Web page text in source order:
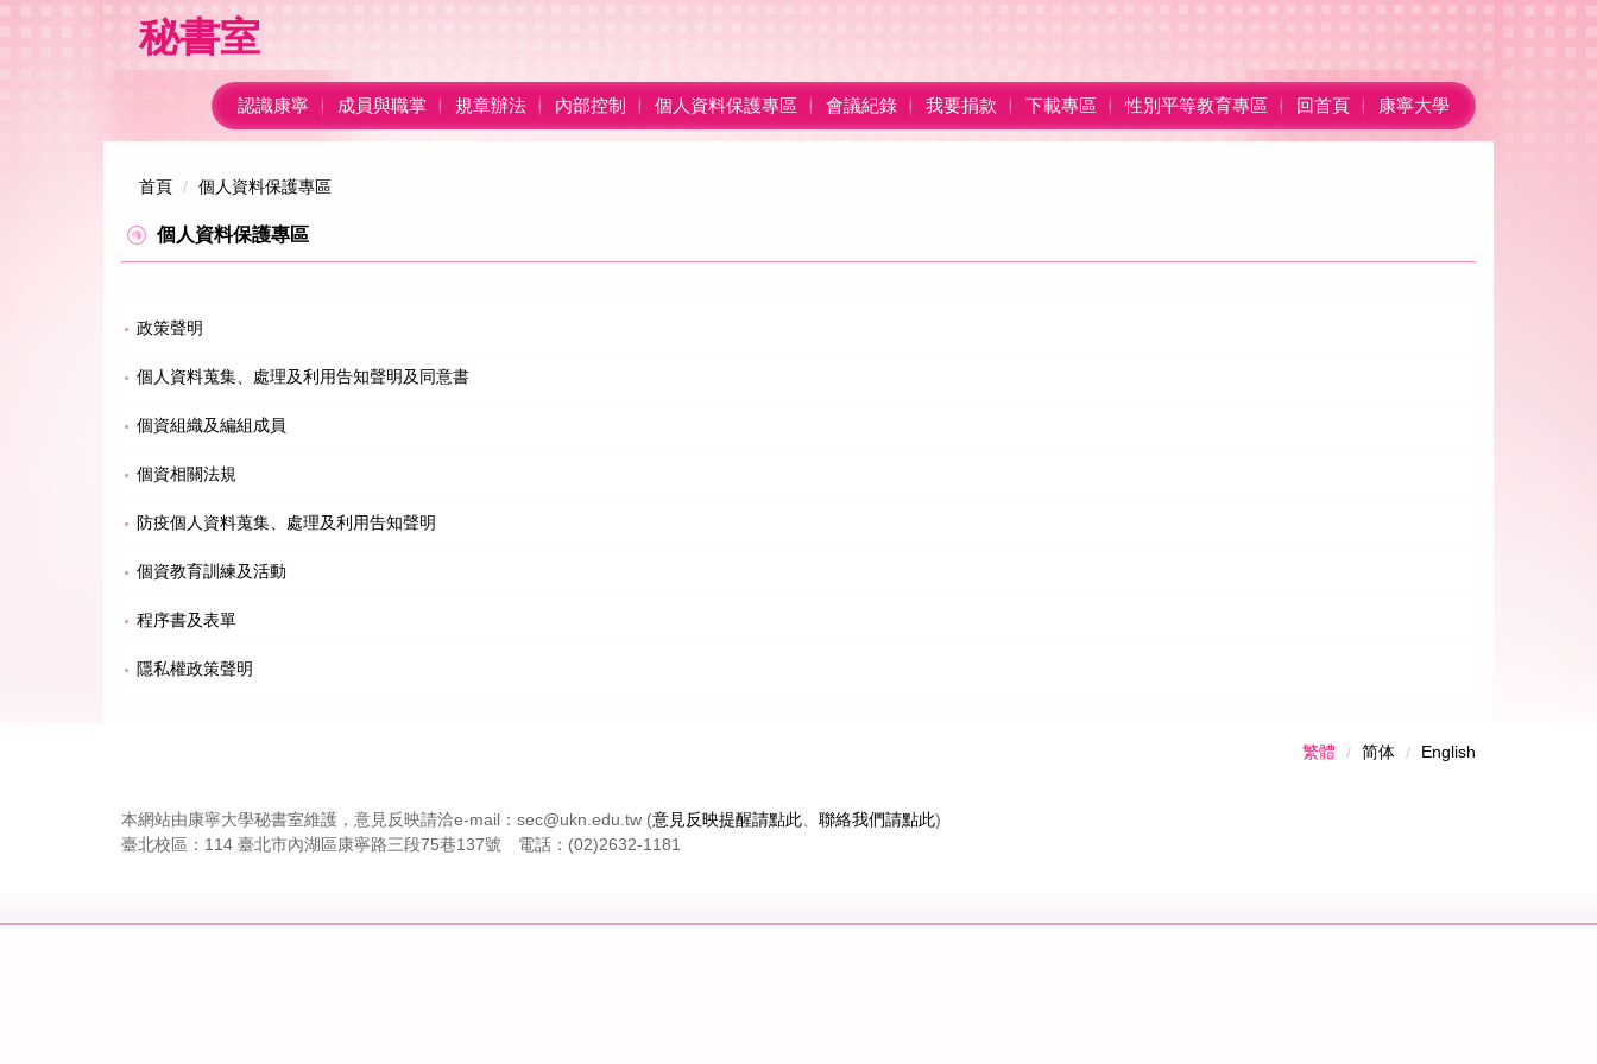
秘書室
認識康寧 成員與職掌 規章辦法 內部控制 個人資料保護專區 會議紀錄 我要捐款 下載專區 性別平等教育專區 回首頁 康寧大學
首頁 個人資料保護專區
個人資料保護專區
政策聲明
個人資料蒐集、處理及利用告知聲明及同意書
個資組織及編組成員
個資相關法規
防疫個人資料蒐集、處理及利用告知聲明
個資教育訓練及活動
程序書及表單
隱私權政策聲明
繁體 简体 English
本網站由康寧大學秘書室維護，意見反映請洽e-mail：sec@ukn.edu.tw (意見反映提醒請點此 聯絡我們請點此)
臺北校區：114 臺北市內湖區康寧路三段75巷137號 電話：(02)2632-1181